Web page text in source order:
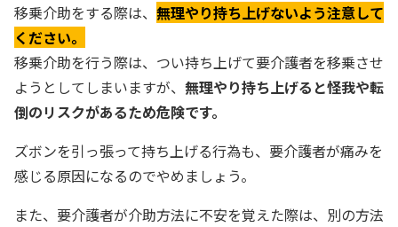
移乗介助をする際は、 無理やり持ち上げないよう注意して
ください。
移乗介助を行う際は、つい持ち上げて要介護者を移乗させ
ようとしてしまいますが、 無理やり持ち上げると怪我や転
倒のリスクがあるため危険です。
ズボンを引っ張って持ち上げる行為も、要介護者が痛みを
感じる原因になるのでやめましょう。
また、要介護者が介助方法に不安を覚えた際は、別の方法